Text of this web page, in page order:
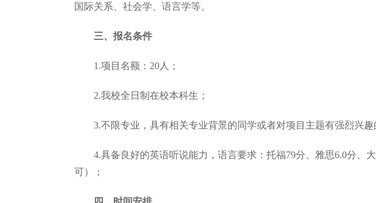
国际关系、社会学、语言学等。
三、 报名条件
1.项目名额：20人；
2.我校全日制在校本科生；
3.不限专业，具有相关专业背景的同学或者对项目主题有强烈兴趣
4.具备良好的英语听说能力，语言要求：托福79分、雅思6.0分、
可）；